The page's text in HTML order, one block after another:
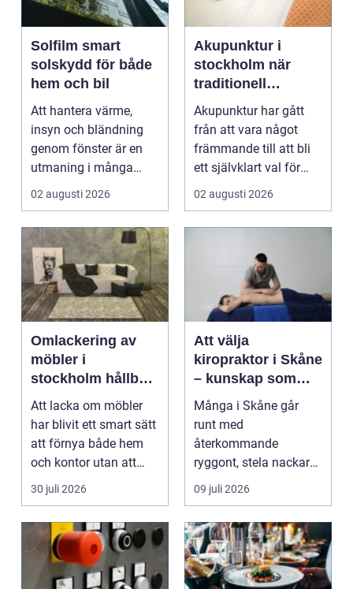
Solfilm smart
solskydd för både
hem och bil
Att hantera värme,
insyn och bländning
genom fönster är en
utmaning i många
svenska hem, kontor
02 augusti 2026
Akupunktur i
stockholm när
traditionell
kinesisk medicin
möter modern
vardag
Akupunktur har gått
från att vara något
främmande till att bli
ett självklart val för
många som söke...
02 augusti 2026
Omlackering av
möbler i
stockholm hållbar
förvandling av
hem och kontor
Att lacka om möbler
har blivit ett smart sätt
att förnya både hem
och kontor utan att
köpa nytt. Mån...
30 juli 2026
Att välja
kiropraktor i Skåne
– kunskap som
hjälper dig att ta
rätt beslut
Många i Skåne går
runt med
återkommande
ryggont, stela nackar
eller diffusa ...
09 juli 2026